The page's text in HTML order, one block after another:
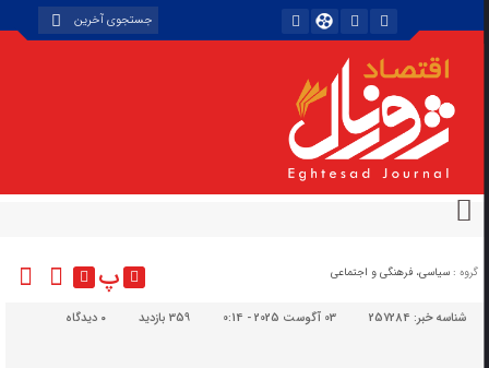
گروه : سیاسی، فرهنگی و اجتماعی پ
شناسه خبر:257284 03 آگوست 2025 - 0:14 359 بازدید دیدگاه